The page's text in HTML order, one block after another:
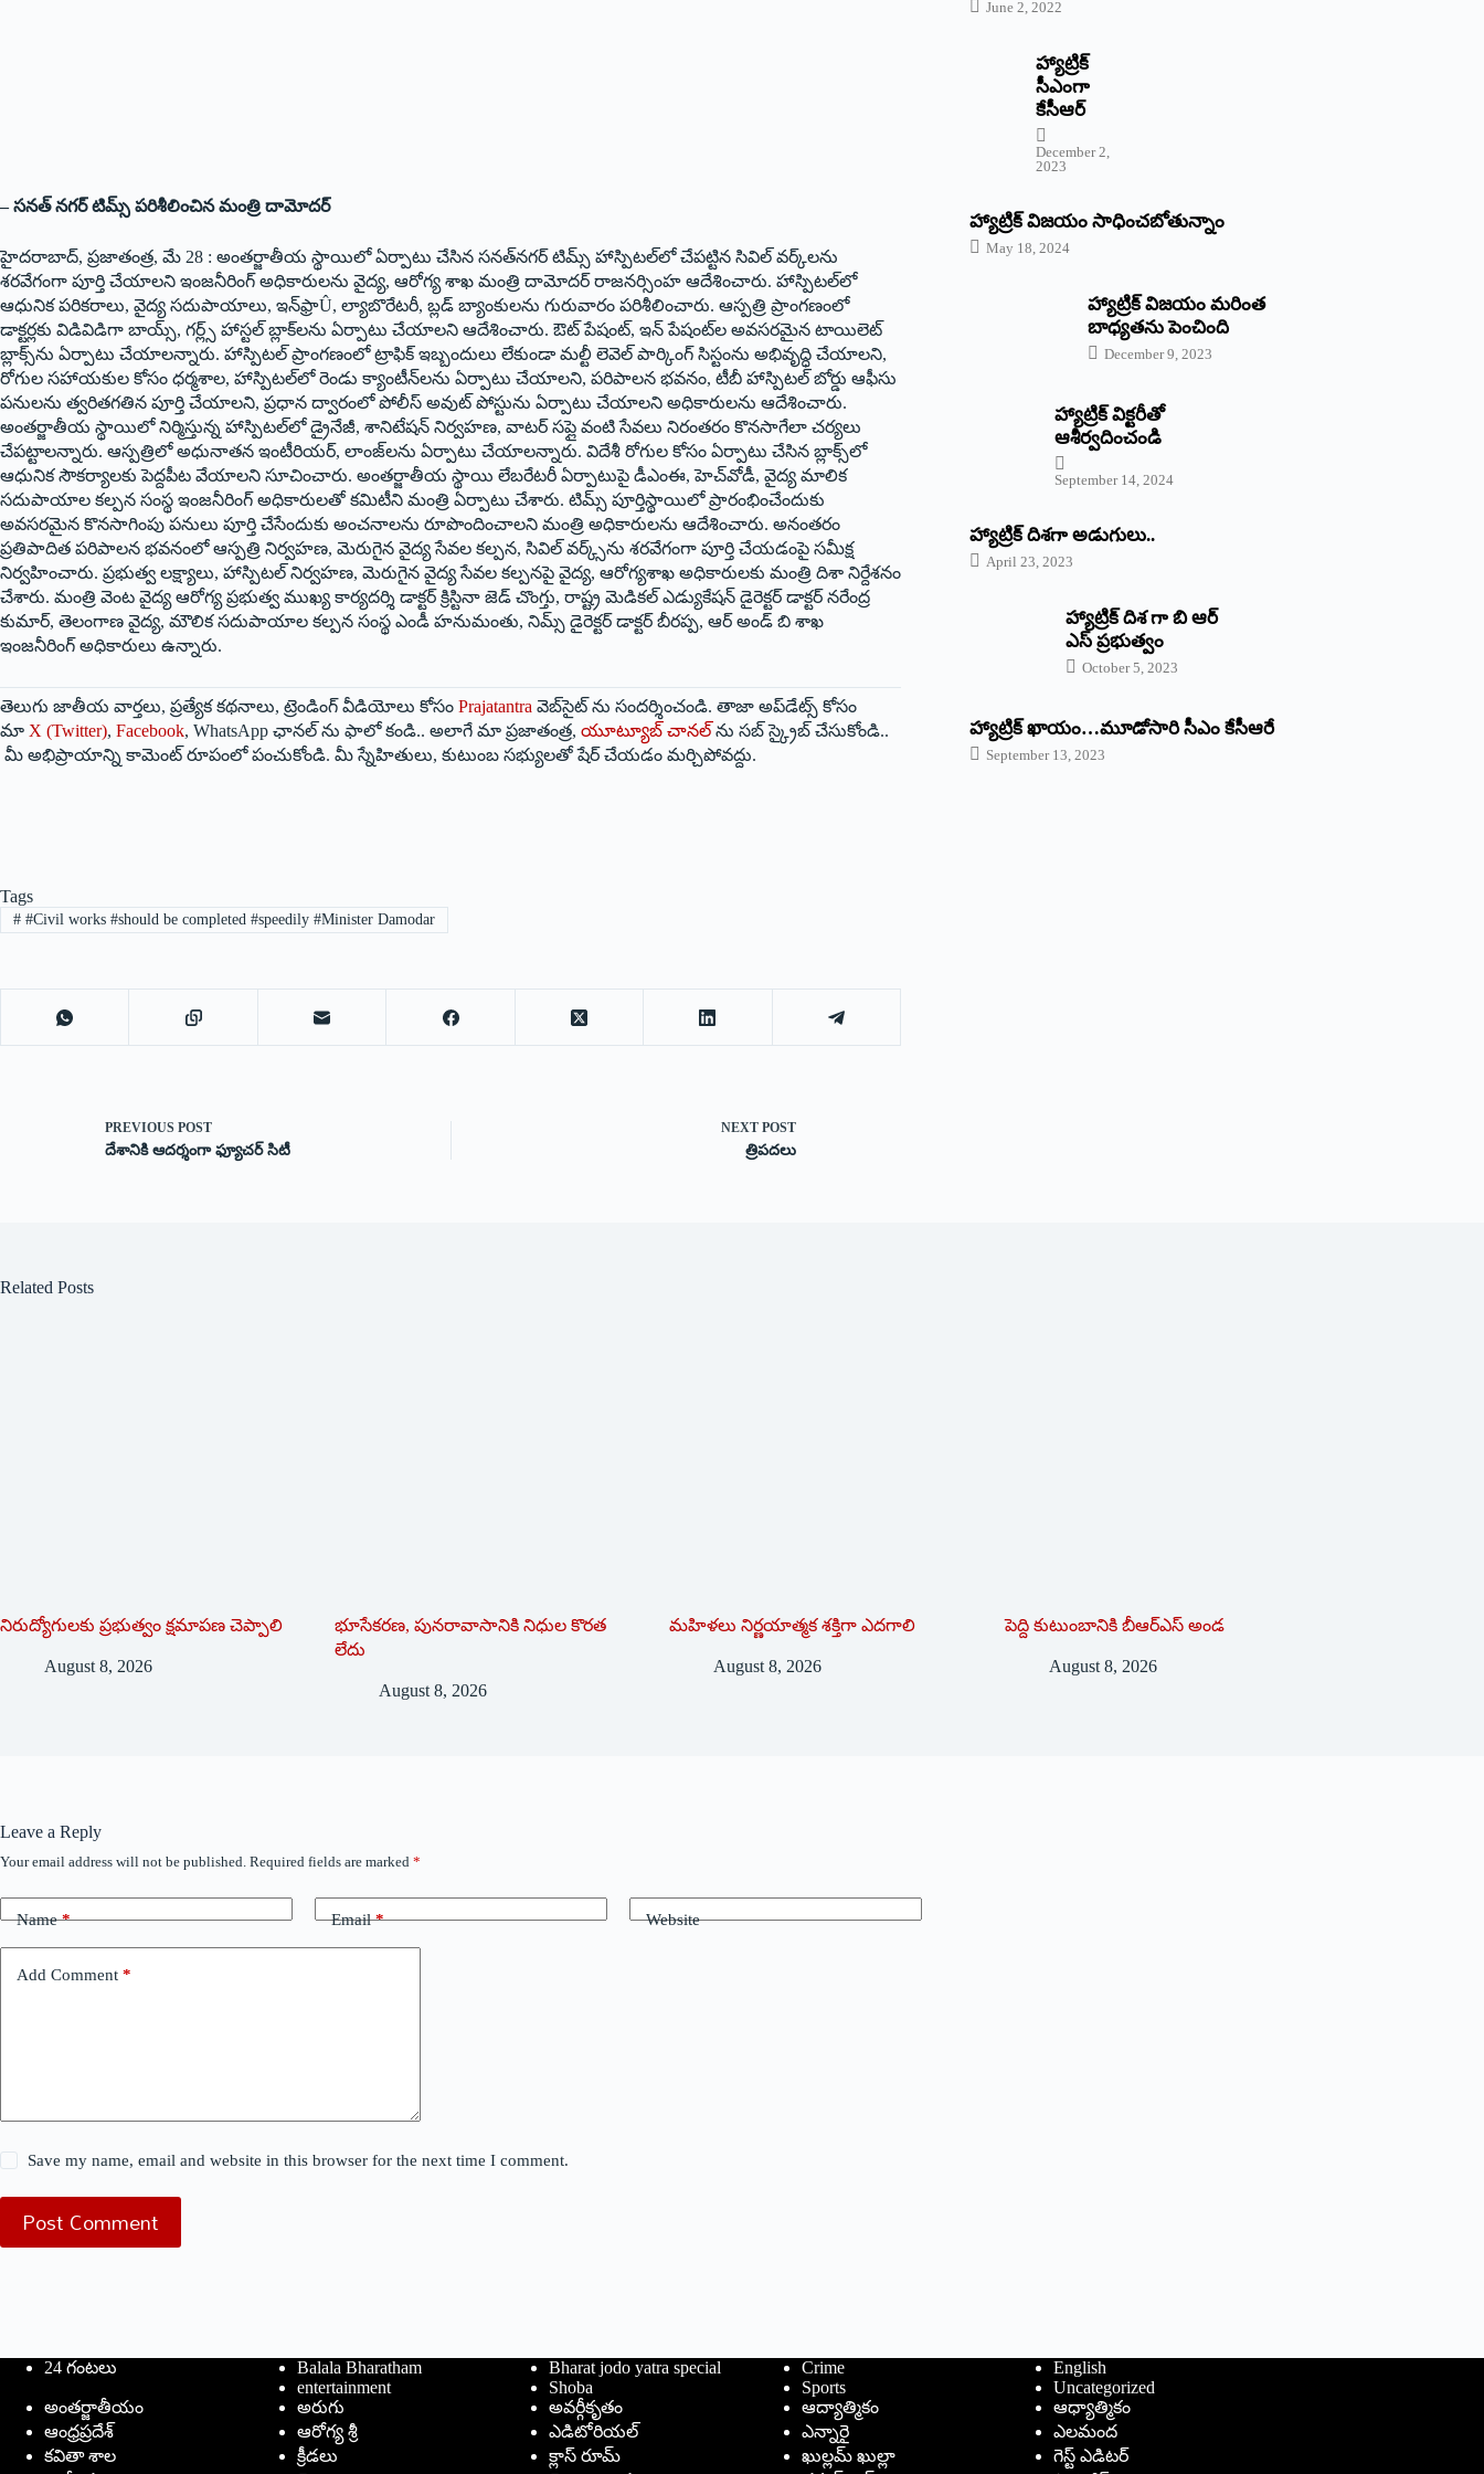
– సనత్ నగర్ టిమ్స్ పరిశీలించిన మంత్రి దామోదర్
హైదరాబాద్, ప్రజాతంత్ర, మే 28 : అంతర్జాతీయ స్థాయిలో ఏర్పాటు చేసిన సనత్‌నగర్ టిమ్స్ హాస్పిటల్‌లో చేపట్టిన సివిల్ వర్క్‌లను
శరవేగంగా పూర్తి చేయాలని ఇంజనీరింగ్ అధికారులను వైద్య, ఆరోగ్య శాఖ మంత్రి దామోదర్ రాజనర్సింహ ఆదేశించారు. హాస్పిటల్‌లో
ఆధునిక పరికరాలు, వైద్య సదుపాయాలు, ఇన్‌ఫ్రాÛ, ల్యాబొరేటరీ, బ్లడ్ బ్యాంకులను గురువారం పరిశీలించారు. ఆస్పత్రి ప్రాంగణంలో
డాక్టర్లకు విడివిడిగా బాయ్స్, గర్ల్స్ హాస్టల్ బ్లాక్‌లను ఏర్పాటు చేయాలని ఆదేశించారు. ఔట్ పేషంట్, ఇన్ పేషంట్‌ల అవసరమైన టాయిలెట్
బ్లాక్స్‌ను ఏర్పాటు చేయాలన్నారు. హాస్పిటల్ ప్రాంగణంలో ట్రాఫిక్ ఇబ్బందులు లేకుండా మల్టీ లెవెల్ పార్కింగ్ సిస్టంను అభివృద్ధి చేయాలని,
రోగుల సహాయకుల కోసం ధర్మశాల, హాస్పిటల్‌లో రెండు క్యాంటీన్‌లను ఏర్పాటు చేయాలని, పరిపాలన భవనం, టీబీ హాస్పిటల్ బోర్డు ఆఫీసు
పనులను త్వరితగతిన పూర్తి చేయాలని, ప్రధాన ద్వారంలో పోలీస్ అవుట్ పోస్టును ఏర్పాటు చేయాలని అధికారులను ఆదేశించారు.
అంతర్జాతీయ స్థాయిలో నిర్మిస్తున్న హాస్పిటల్‌లో డ్రైనేజీ, శానిటేషన్ నిర్వహణ, వాటర్ సప్లై వంటి సేవలు నిరంతరం కొనసాగేలా చర్యలు
చేపట్టాలన్నారు. ఆస్పత్రిలో అధునాతన ఇంటీరియర్, లాంజ్‌లను ఏర్పాటు చేయాలన్నారు. విదేశీ రోగుల కోసం ఏర్పాటు చేసిన బ్లాక్స్‌లో
ఆధునిక సౌకర్యాలకు పెద్దపీట వేయాలని సూచించారు. అంతర్జాతీయ స్థాయి లేబరేటరీ ఏర్పాటుపై డీఎంఈ, హెచ్‌వోడీ, వైద్య మాలిక
సదుపాయాల కల్పన సంస్థ ఇంజనీరింగ్ అధికారులతో కమిటీని మంత్రి ఏర్పాటు చేశారు. టిమ్స్ పూర్తిస్థాయిలో ప్రారంభించేందుకు
అవసరమైన కొనసాగింపు పనులు పూర్తి చేసేందుకు అంచనాలను రూపొందించాలని మంత్రి అధికారులను ఆదేశించారు. అనంతరం
ప్రతిపాదిత పరిపాలన భవనంలో ఆస్పత్రి నిర్వహణ, మెరుగైన వైద్య సేవల కల్పన, సివిల్ వర్క్స్‌ను శరవేగంగా పూర్తి చేయడంపై సమీక్ష
నిర్వహించారు. ప్రభుత్వ లక్ష్యాలు, హాస్పిటల్ నిర్వహణ, మెరుగైన వైద్య సేవల కల్పనపై వైద్య, ఆరోగ్యశాఖ అధికారులకు మంత్రి దిశా నిర్దేశనం
చేశారు. మంత్రి వెంట వైద్య ఆరోగ్య ప్రభుత్వ ముఖ్య కార్యదర్శి డాక్టర్ క్రిస్టినా జెడ్ చొంగ్తు, రాష్ట్ర మెడికల్ ఎడ్యుకేషన్ డైరెక్టర్ డాక్టర్ నరేంద్ర
కుమార్, తెలంగాణ వైద్య, మౌలిక సదుపాయాల కల్పన సంస్థ ఎండీ హనుమంతు, నిమ్స్ డైరెక్టర్ డాక్టర్ బీరప్ప, ఆర్ అండ్ బి శాఖ
ఇంజనీరింగ్ అధికారులు ఉన్నారు.
తెలుగు జాతీయ వార్తలు, ప్రత్యేక కథనాలు, ట్రెండింగ్ వీడియోలు కోసం Prajatantra వెబ్‌సైట్ ను సందర్శించండి. తాజా అప్‌డేట్స్ కోసం
మా X (Twitter), Facebook, WhatsApp ఛానల్ ను ఫాలో కండి.. అలాగే మా ప్రజాతంత్ర, యూట్యూబ్ చానల్ ను సబ్ స్క్రైబ్ చేసుకోండి..
మీ అభిప్రాయాన్ని కామెంట్ రూపంలో పంచుకోండి. మీ స్నేహితులు, కుటుంబ సభ్యులతో షేర్ చేయడం మర్చిపోవద్దు.
Tags
##Civil works #should be completed #speedily #Minister Damodar
PREVIOUS POST
దేశానికి ఆదర్శంగా ఫ్యూచర్ సిటీ
NEXTPOST
త్రిపదలు
June 2, 2022
హ్యాట్రిక్‌
‌సీఎంగా
కేసీఆర్‌
December 2,
2023
హ్యాట్రిక్‌ విజయం సాధించబోతున్నాం
May 18, 2024
హ్యాట్రిక్ విజయం మరింత
బాధ్యతను పెంచింది
December 9, 2023
హ్యాట్రిక్‌ ‌విక్టరీతో
ఆశీర్వదించండి
September 14, 2024
‌హ్యాట్రిక్‌ ‌దిశగా అడుగులు..
April 23, 2023
హ్యాట్రిక్ దిశ గా బి ఆర్
ఎస్ ప్రభుత్వం
October 5, 2023
హ్యాట్రిక్‌ ‌ఖాయం…మూడోసారి సీఎం కేసీఆరే
September 13, 2023
Related Posts
నిరుద్యోగులకు ప్రభుత్వం క్షమాపణ చెప్పాలి
August 8, 2026
భూసేకరణ, పునరావాసానికి నిధుల కొరత
లేదు
August 8, 2026
మహిళలు నిర్ణయాత్మక శక్తిగా ఎదగాలి
August 8, 2026
పెద్ది కుటుంబానికి బీఆర్ఎస్ అండ
August 8, 2026
Leave a Reply
Your email address will not be published. Required fields are marked *
Name* Email* Website
Add Comment *
Save my name, email and website in this browser for the next time I comment.
Post Comment
24 గంటలు Balala Bharatham Bharat jodo yatra special Crime
English
entertainment
Shoba Sports
Uncategorized
అంతర్జాతీయం
అరుగు అవర్గీకృతం ఆద్యాత్మికం
ఆధ్యాత్మికం
ఆంధ్రప్రదేశ్
ఆరోగ్య శ్రీ ఎడిటోరియల్ ఎన్నారై
ఎలమంద
కవితా శాల
క్రీడలు క్లాస్ రూమ్ ఖుల్లమ్ ఖుల్లా
గెస్ట్ ఎడిటర్